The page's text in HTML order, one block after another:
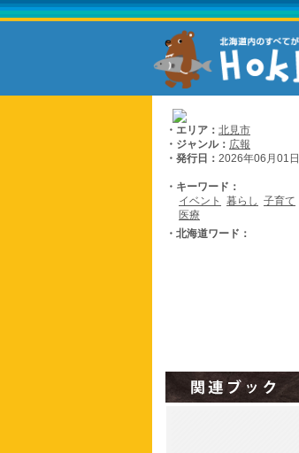
・エリア： 北見市
・ジャンル： 広報
・発行日： 2026年06月01日
・キーワード：
イベント
暮らし 子育て
医療
・北海道ワード：